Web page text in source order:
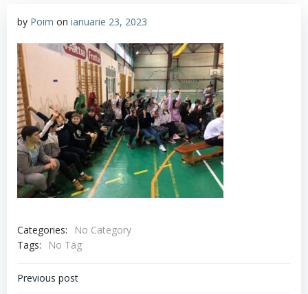
by Poim on ianuarie 23, 2023
Categories:
No Category
Tags:
No Tag
Navigare
Previous post